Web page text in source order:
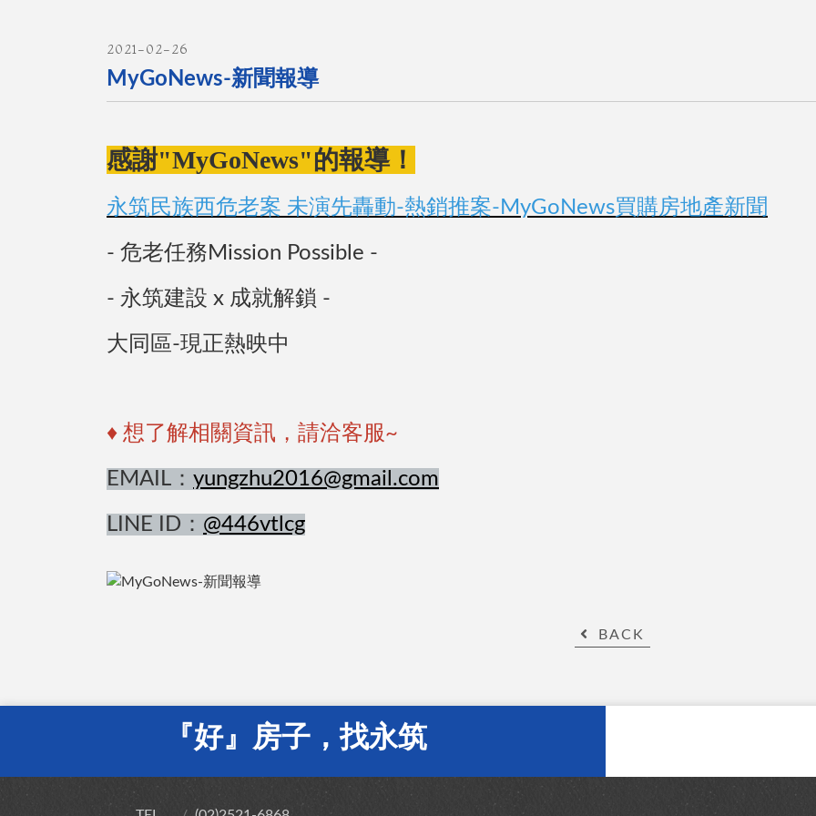
2021-02-26
MyGoNews-新聞報導
感謝"MyGoNews"的報導！
永筑民族西危老案 未演先轟動-熱銷推案-MyGoNews買購房地產新聞
- 危老任務Mission Possible -
- 永筑建設 x 成就解鎖 -
大同區-現正熱映中
♦ 想了解相關資訊，請洽客服~
EMAIL： yungzhu2016@gmail.com
LINE ID： @446vtlcg
BACK
『好』房子，找永筑